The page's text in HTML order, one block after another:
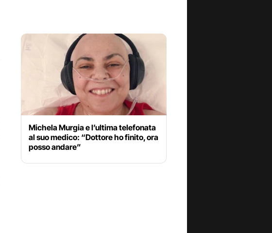
Michela Murgia e l’ultima telefonata
al suo medico: “Dottore ho finito, ora
posso andare”